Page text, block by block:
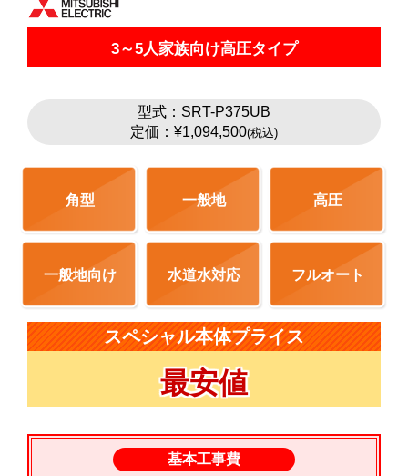
3～5人家族向け高圧タイプ
型式：SRT-P375UB
定価：¥1,094,500(税込)
角型 一般地 高圧
一般地向け 水道水対応 フルオート
スペシャル本体プライス
最安値
基本工事費